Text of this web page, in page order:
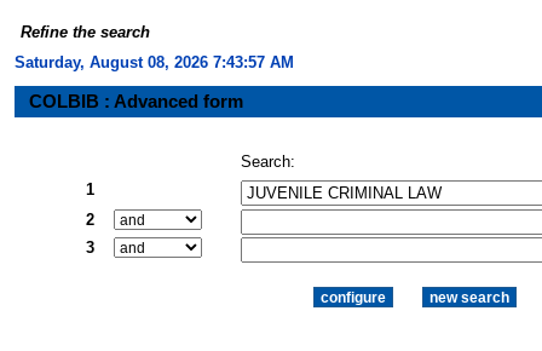
Refine the search
Saturday, August 08, 2026 7:43:58 AM
COLBIB : Advanced form
Search:
1
2
3